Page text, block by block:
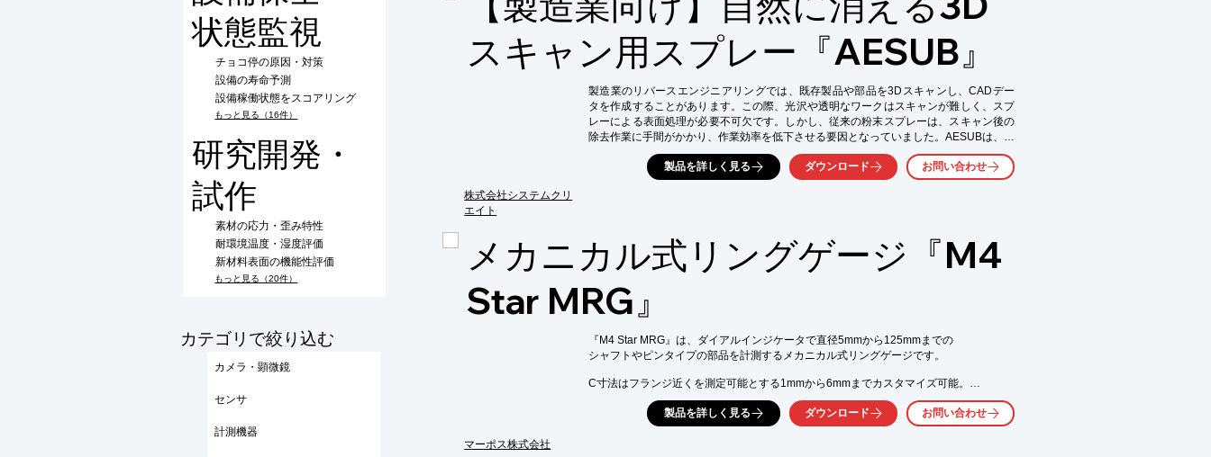
状態監視
チョコ停の原因・対策
設備の寿命予測
設備稼働状態をスコアリング
もっと見る（16件）
研究開発・
試作
素材の応力・歪み特性
耐環境温度・湿度評価
新材料表面の機能性評価
もっと見る（20件）
​カテゴリで絞り込む
カメラ・顕微鏡
センサ
計測機器
スキャン用スプレー『AESUB』
株式会社システムクリ
エイト
製造業のリバースエンジニアリングでは、既存製品や部品を3Dスキャンし、CADデー
タを作成することがあります。この際、光沢や透明なワークはスキャンが難しく、スプ
レーによる表面処理が必要不可欠です。しかし、従来の粉末スプレーは、スキャン後の
除去作業に手間がかかり、作業効率を低下させる要因となっていました。AESUBは、ス
キャン後の除去作業が不要なため、リバースエンジニアリングの効率化に貢献します。
【活用シーン】
【導入の効果】
・後処理工程の削減
・作業時間の短縮
・コスト削減
製品を詳しく見る ダウンロード お問い合わせ
メカニカル式リングゲージ『M4
Star MRG』
マーポス株式会社
『M4 Star MRG』は、ダイアルインジケータで直径5mmから125mmまでの
シャフトやピンタイプの部品を計測するメカニカル式リングゲージです。
C寸法はフランジ近くを測定可能とする1mmから6mmまでカスタマイズ可能。
5-60mm用では一つの保持用ハンドル、60-120mm用では二つの小型保持用ハンドルと
計測時に扱い易いハンドルを備えています。
製品を詳しく見る ダウンロード お問い合わせ